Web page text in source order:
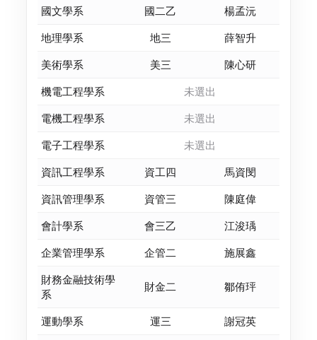
國文學系
國二乙
楊孟沅
地理學系
地三
薛智升
美術學系
美三
陳心研
機電工程學系
未選出
電機工程學系
未選出
電子工程學系
未選出
資訊工程學系
資工四
馬資閔
資訊管理學系
資管三
陳庭偉
會計學系
會三乙
江浚瑀
企業管理學系
企管二
施展鑫
財務金融技術學
系
財金二 鄒侑玶
運動學系 運三
謝冠英